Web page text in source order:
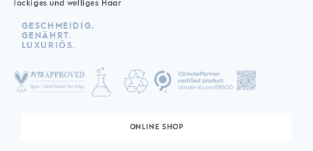
lockiges und welliges Haar
GESCHMEIDIG.
GENÄHRT.
LUXURIÖS.
ONLINE SHOP